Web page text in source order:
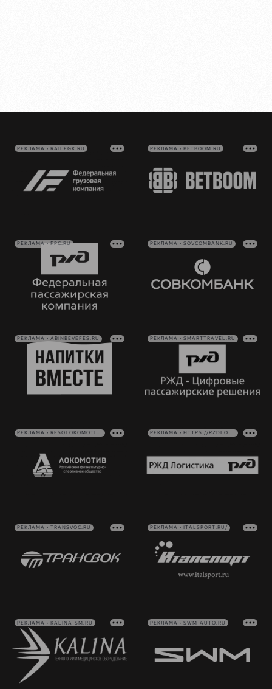
РЕКЛАМА • RAILFGK.RU РЕКЛАМА • BETBOOM.RU
РЕКЛАМА • FPC.RU РЕКЛАМА • SOVCOMBANK.RU
РЕКЛАМА • ABINBEVEFES.RU РЕКЛАМА • SMARTTRAVEL.RU
РЕКЛАМА • RFSOLOKOMOTIV.RU РЕКЛАМА • HTTPS://RZDLOG.RU/
РЕКЛАМА • TRANSVOC.RU РЕКЛАМА • ITALSPORT.RU/
РЕКЛАМА • KALINA-SM.RU РЕКЛАМА • SWM-AUTO.RU